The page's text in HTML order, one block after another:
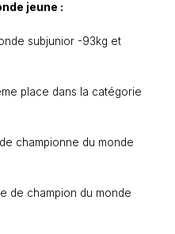
jeune :
subjunior -93kg et
place dans la catégorie
championne du monde
de champion du monde